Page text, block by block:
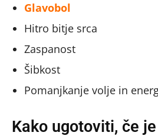
Glavobol
Hitro bitje srca
Zaspanost
Šibkost
Pomanjkanje volje in
Kako ugotoviti, če